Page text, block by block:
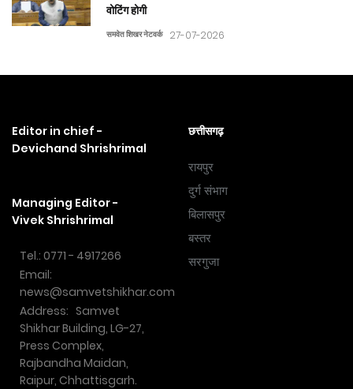
वोटिंग होगी
समवेत शिखर नेटवर्क 27-07-2026
Editor in chief -
Devichand Shrishrimal
Managing Editor -
Vivek Shrishrimal
Tel.: 0771 - 4917266
Email:
news@samvetshikhar.com
Address: Samvet
Shikhar Building, LG-27,
Press Complex,
Rajbandha Maidan,
Raipur, Chhattisgarh.
छत्तीसगढ़
रायपुर
दुर्ग संभाग
बिलासपुर
बस्तर
सरगुजा